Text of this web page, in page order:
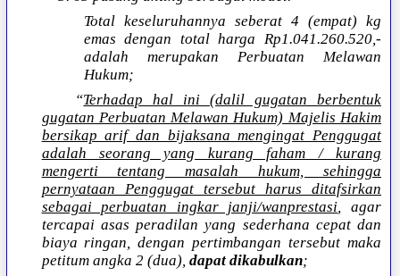
Total keseluruhannya seberat 4 (empat) kg
emas dengan total harga Rp1.041.260.520,-
adalah merupakan Perbuatan Melawan
Hukum;
“Terhadap hal ini (dalil gugatan berbentuk
gugatan Perbuatan Melawan Hukum) Majelis Hakim
bersikap arif dan bijaksana mengingat Penggugat
adalah seorang yang kurang faham / kurang
mengerti tentang masalah hukum, sehingga
pernyataan Penggugat tersebut harus ditafsirkan
sebagai perbuatan ingkar janji/wanprestasi, agar
tercapai asas peradilan yang sederhana cepat dan
biaya ringan, dengan pertimbangan tersebut maka
petitum angka 2 (dua), dapat dikabulkan;